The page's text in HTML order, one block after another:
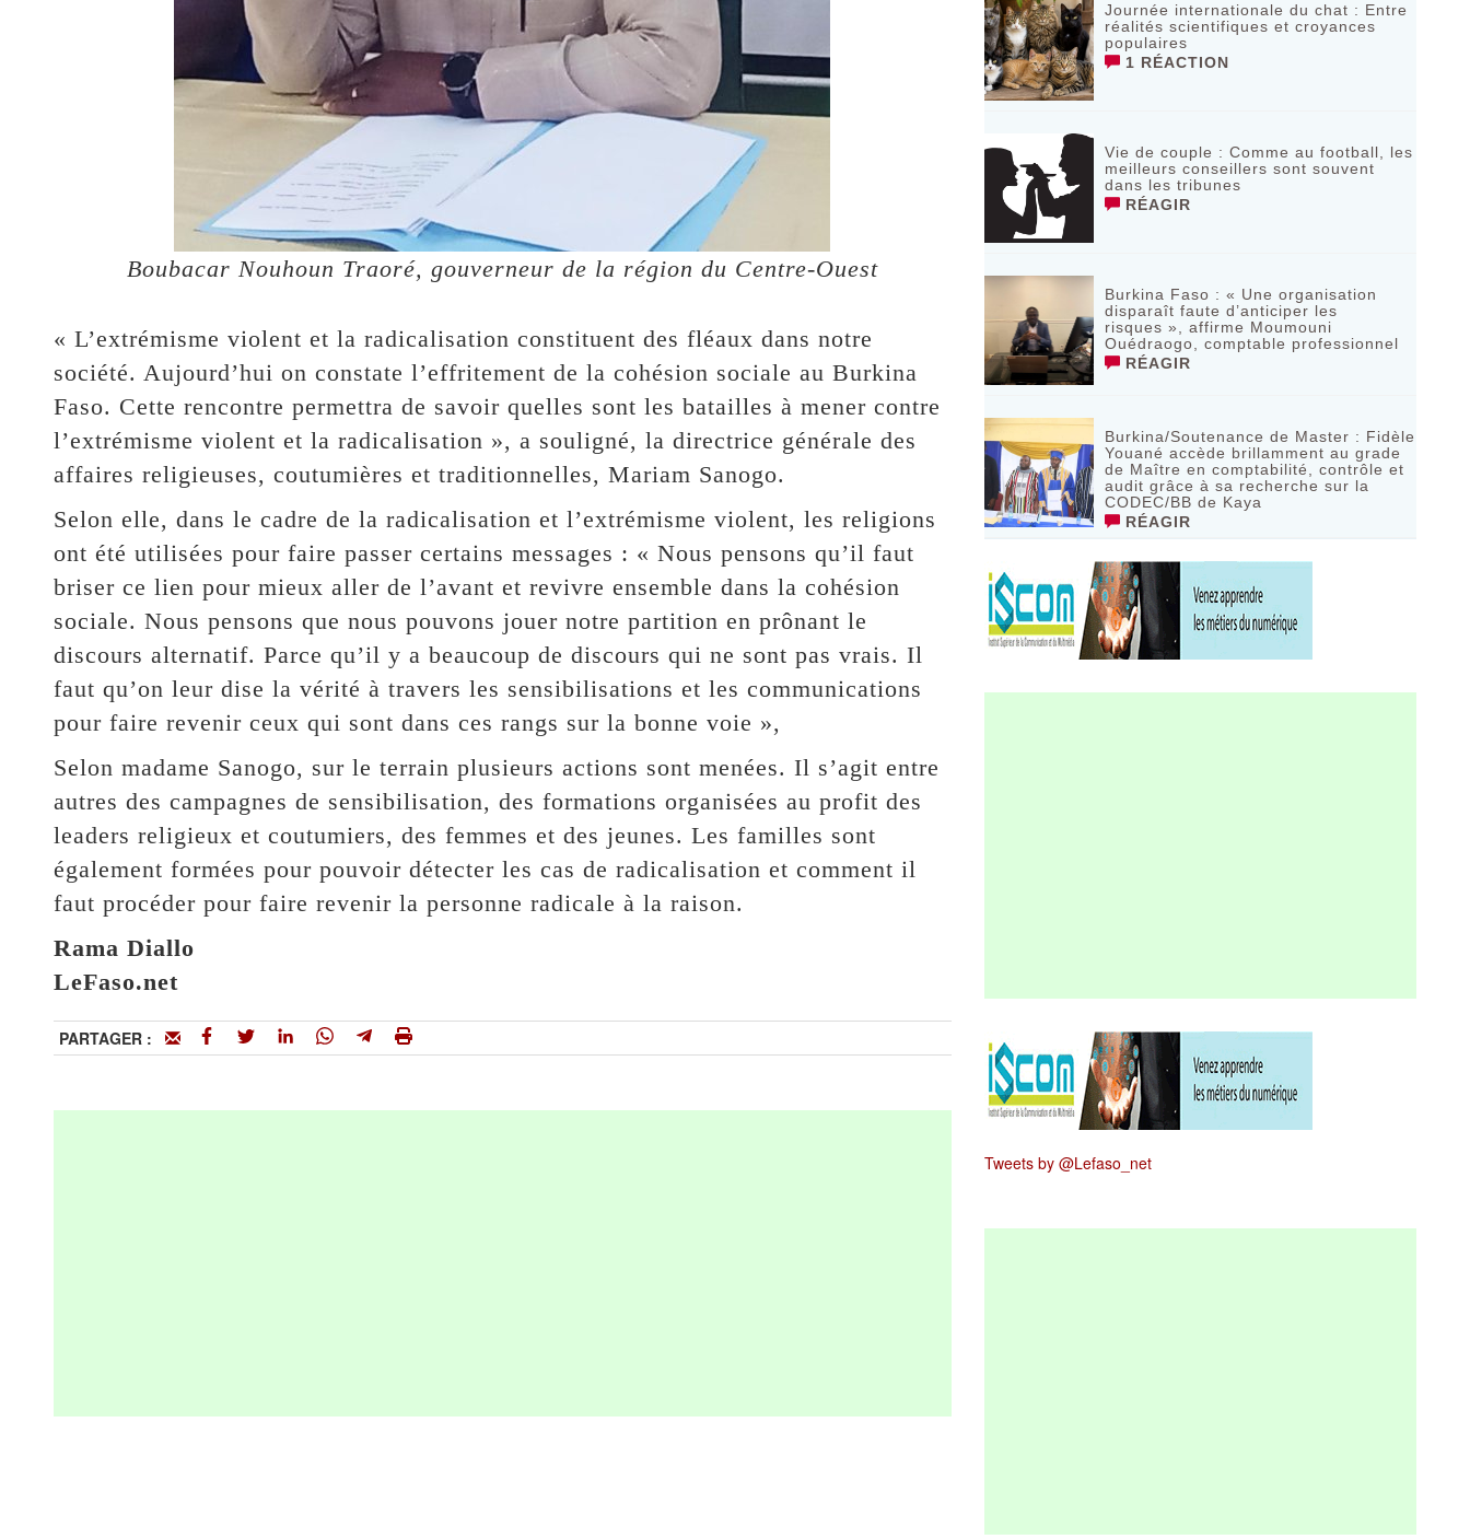
Boubacar Nouhoun Traoré, gouverneur de la région du Centre-Ouest
« L’extrémisme violent et la radicalisation constituent des fléaux dans notre
société. Aujourd’hui on constate l’effritement de la cohésion sociale au Burkina
Faso. Cette rencontre permettra de savoir quelles sont les batailles à mener contre
l’extrémisme violent et la radicalisation », a souligné, la directrice générale des
affaires religieuses, coutumières et traditionnelles, Mariam Sanogo.
Selon elle, dans le cadre de la radicalisation et l’extrémisme violent, les religions
ont été utilisées pour faire passer certains messages : « Nous pensons qu’il faut
briser ce lien pour mieux aller de l’avant et revivre ensemble dans la cohésion
sociale. Nous pensons que nous pouvons jouer notre partition en prônant le
discours alternatif. Parce qu’il y a beaucoup de discours qui ne sont pas vrais. Il
faut qu’on leur dise la vérité à travers les sensibilisations et les communications
pour faire revenir ceux qui sont dans ces rangs sur la bonne voie »,
Selon madame Sanogo, sur le terrain plusieurs actions sont menées. Il s’agit entre
autres des campagnes de sensibilisation, des formations organisées au profit des
leaders religieux et coutumiers, des femmes et des jeunes. Les familles sont
également formées pour pouvoir détecter les cas de radicalisation et comment il
faut procéder pour faire revenir la personne radicale à la raison.
Rama Diallo
LeFaso.net
PARTAGER :
Journée internationale du chat : Entre
réalités scientifiques et croyances
populaires
1 RÉACTION
Vie de couple : Comme au football, les
meilleurs conseillers sont souvent
dans les tribunes
RÉAGIR
Burkina Faso : « Une organisation
disparaît faute d’anticiper les
risques », affirme Moumouni
Ouédraogo, comptable professionnel
RÉAGIR
Burkina/Soutenance de Master : Fidèle
Youané accède brillamment au grade
de Maître en comptabilité, contrôle et
audit grâce à sa recherche sur la
CODEC/BB de Kaya
RÉAGIR
Tweets by @Lefaso_net